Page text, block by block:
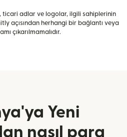
ticari adlar ve logolar, ilgili sahiplerinin
açısından herhangi bir bağlantı veya
çıkarılmamalıdır.
Yeni
nasıl para